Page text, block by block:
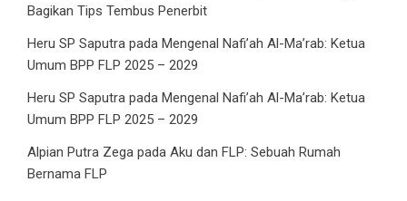
Bagikan Tips Tembus Penerbit
Heru SP Saputra pada Mengenal Nafi’ah Al-Ma’rab: Ketua
Umum BPP FLP 2025 – 2029
Heru SP Saputra pada Mengenal Nafi’ah Al-Ma’rab: Ketua
Umum BPP FLP 2025 – 2029
Alpian Putra Zega pada Aku dan FLP: Sebuah Rumah
Bernama FLP